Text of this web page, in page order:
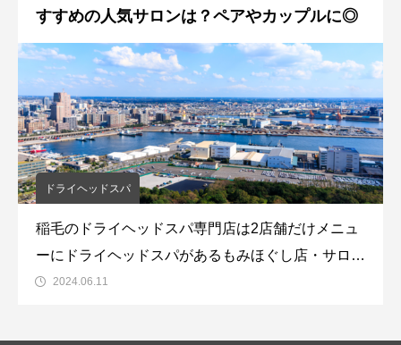
すすめの人気サロンは？ペアやカップルに◎
ドライヘッドスパ
稲毛のドライヘッドスパ専門店は2店舗だけメニュ
ーにドライヘッドスパがあるもみほぐし店・サロン
はちらほらございますが専門店となると2店舗のみ
2024.06.11